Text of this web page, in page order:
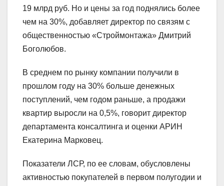
19 млрд руб. Но и цены за год поднялись более
чем на 30%, добавляет директор по связям с
общественностью «Строймонтажа» Дмитрий
Боголюбов.
В среднем по рынку компании получили в
прошлом году на 30% больше денежных
поступлений, чем годом раньше, а продажи
квартир выросли на 0,5%, говорит директор
департамента консалтинга и оценки АРИН
Екатерина Марковец.
Показатели ЛСР, по ее словам, обусловлены
активностью покупателей в первом полугодии и